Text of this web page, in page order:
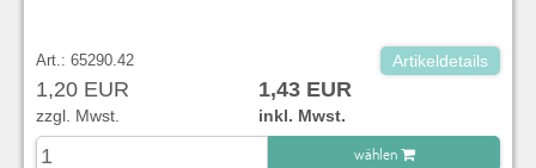
Art.: 65290.42 Artikeldetails
1,20 EUR 1,43 EUR
zzgl. Mwst.
inkl. Mwst.
wählen